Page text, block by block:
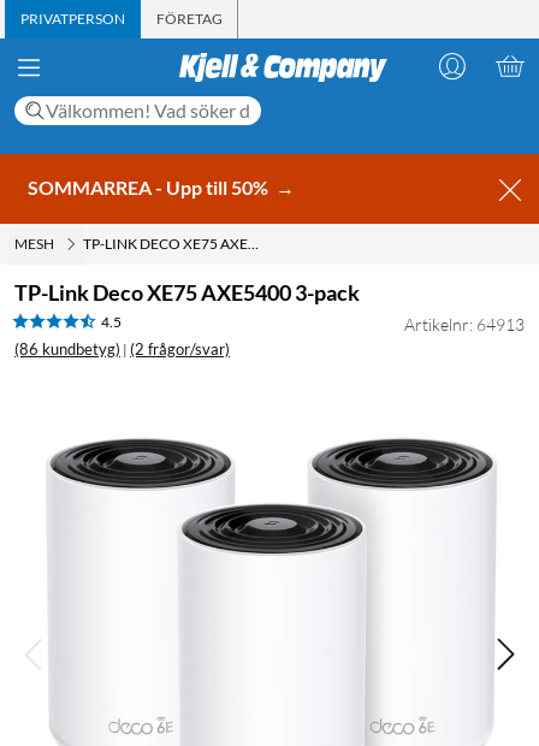
PRIVATPERSON FÖRETAG
SOMMARREA - Upp till 50% →
MESH TP-LINK DECO XE75 AXE5400 3-PACK
TP-Link Deco XE75 AXE5400 3-pack
4.5
(86 kundbetyg) | (2 frågor/svar)
Artikelnr: 64913